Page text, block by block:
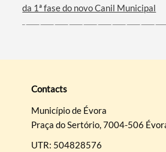
da 1ª fase do novo Canil Municipal
Contacts
Município de Évora
Praça do Sertório, 7004-506
UTR: 504828576